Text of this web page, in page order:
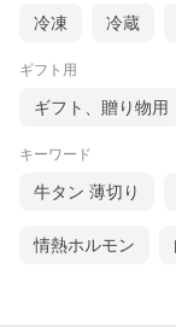
冷凍 冷蔵
ギフト用
ギフト、贈り物用
キーワード
牛タン 薄切り
情熱ホルモン